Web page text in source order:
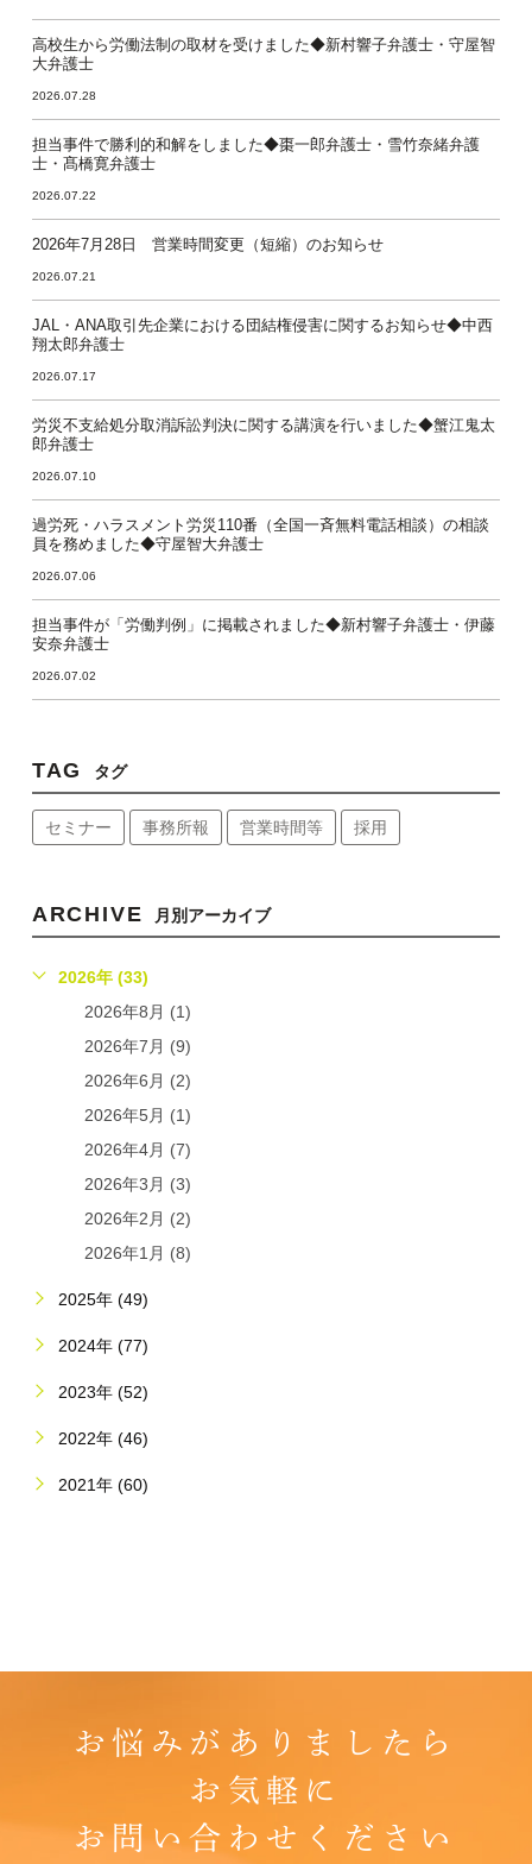
高校生から労働法制の取材を受けました◆新村響子弁護士・守屋智
大弁護士
2026.07.28
担当事件で勝利的和解をしました◆棗一郎弁護士・雪竹奈緒弁護
士・髙橋寛弁護士
2026.07.22
2026年7月28日 営業時間変更（短縮）のお知らせ
2026.07.21
JAL・ANA取引先企業における団結権侵害に関するお知らせ◆中西
翔太郎弁護士
2026.07.17
労災不支給処分取消訴訟判決に関する講演を行いました◆蟹江鬼太
郎弁護士
2026.07.10
過労死・ハラスメント労災110番（全国一斉無料電話相談）の相談
員を務めました◆守屋智大弁護士
2026.07.06
担当事件が「労働判例」に掲載されました◆新村響子弁護士・伊藤
安奈弁護士
2026.07.02
TAG タグ
セミナー 事務所報 営業時間等 採用
ARCHIVE 月別アーカイブ
2026年 (33)
2026年8月 (1)
2026年7月 (9)
2026年6月 (2)
2026年5月 (1)
2026年4月 (7)
2026年3月 (3)
2026年2月 (2)
2026年1月 (8)
2025年 (49)
2024年 (77)
2023年 (52)
2022年 (46)
2021年 (60)
お悩みがありましたら
お気軽に
お問い合わせください